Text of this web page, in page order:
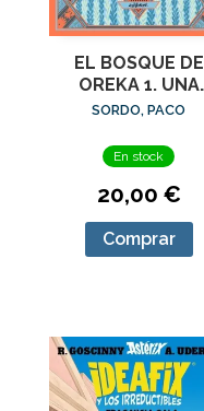
EL BOSQUE DE
OREKA 1. UNA
LARGA NOCHE
SORDO, PACO
En stock
20,00 €
Comprar